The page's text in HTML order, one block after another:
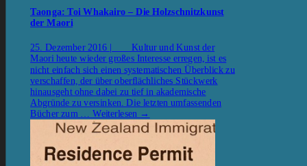
Taonga: Toi Whakairo – Die Holzschnitzkunst
der Maori
25. Dezember 2016 | Kultur und Kunst der
Maori heute wieder großes Interesse erregen, ist es
nicht einfach sich einen systematischen Überblick zu
verschaffen, der über oberflächliches Stückwerk
hinausgeht ohne dabei zu tief in akademische
Abgründe zu versinken. Die letzten umfassenden
Bücher zum … Weiterlesen →